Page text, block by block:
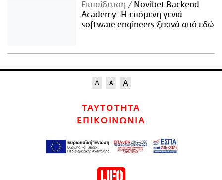
Εκπαίδευση
Novibet Backend
Academy: Η επόμενη γενιά
software engineers ξεκινά από εδώ
ΤΑΥΤΟΤΗΤΑ
ΕΠΙΚΟΙΝΩΝΙΑ